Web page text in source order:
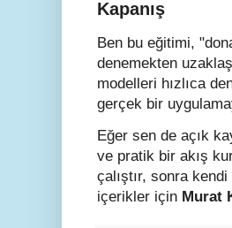
Kapanış
Ben bu eğitimi,
denemekten
modelleri hızlıca
gerçek bir
Eğer sen de açık
ve pratik bir akış
çalıştır, sonra
içerikler için Murat